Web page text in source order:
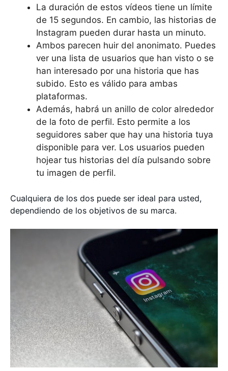
La duración de estos vídeos tiene un límite
de 15 segundos. En cambio, las historias de
Instagram pueden durar hasta un minuto.
Ambos parecen huir del anonimato. Puedes
ver una lista de usuarios que han visto o se
han interesado por una historia que has
subido. Esto es válido para ambas
plataformas.
Además, habrá un anillo de color alrededor
de la foto de perfil. Esto permite a los
seguidores saber que hay una historia tuya
disponible para ver. Los usuarios pueden
hojear tus historias del día pulsando sobre
tu imagen de perfil.
Cualquiera de los dos puede ser ideal para usted,
dependiendo de los objetivos de su marca.